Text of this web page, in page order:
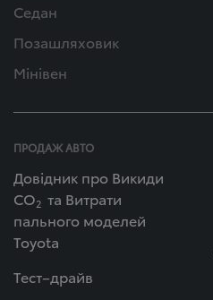
Седан
Позашляховик
Мінівен
ПРОДАЖ АВТО
Довідник про Викиди
СО2 та Витрати
пального моделей
Toyota
Тест–драйв